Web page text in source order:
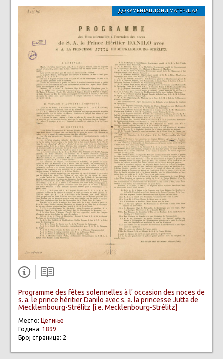
ДОКУМЕНТАЦИОНИ МАТЕРИЈАЛ
Programme des fêtes solennelles à l' occasion des noces de
s. a. le prince héritier Danilo avec s. a. la princesse Jutta de
Mecklembourg-Strélitz [i.e. Mecklenbourg-Strélitz]
Место: Цетиње
Година: 1899
Број страница: 2